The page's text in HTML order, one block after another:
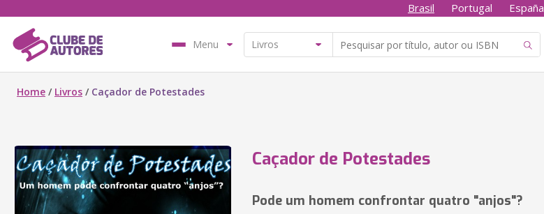
Brasil Portugal España
Menu
Home / Livros / Caçador de Potestades
Caçador de Potestades
Pode um homem confrontar quatro "anjos"?